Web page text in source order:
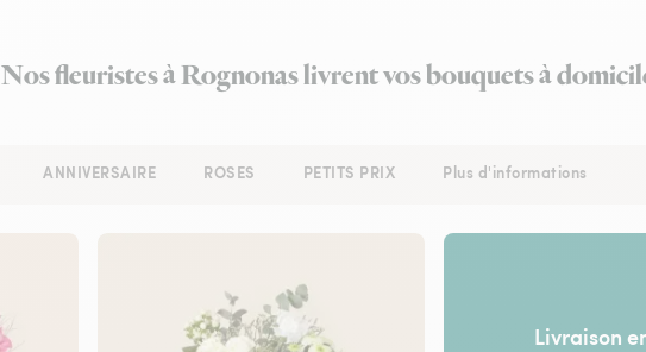
Nos fleuristes à Rognonas livrent vos bouquets à
ANNIVERSAIRE ROSES PETITS PRIX Plus d'informations
Livraison